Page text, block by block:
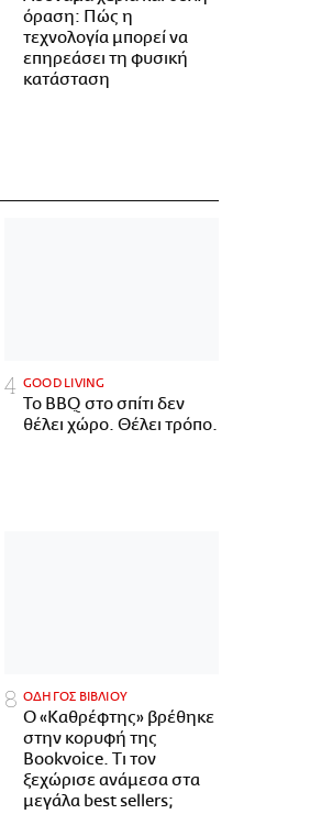
όραση: Πώς η
τεχνολογία μπορεί να
επηρεάσει τη φυσική
κατάσταση
GOOD LIVING
Το BBQ στο σπίτι δεν
θέλει χώρο. Θέλει τρόπο.
ΟΔΗΓΟΣ ΒΙΒΛΙΟΥ
Ο «Καθρέφτης» βρέθηκε
στην κορυφή της
Bookvoice. Τι τον
ξεχώρισε ανάμεσα στα
μεγάλα best sellers;